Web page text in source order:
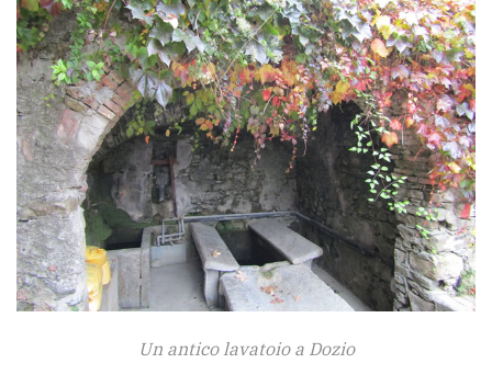
Un antico lavatoio a Dozio